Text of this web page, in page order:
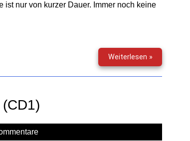
ist nur von kurzer Dauer. Immer noch keine
Weiterlesen »
Geschichten
–